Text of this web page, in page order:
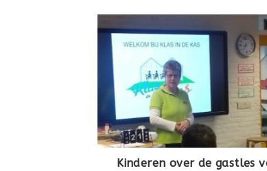
Kinderen over de gastles